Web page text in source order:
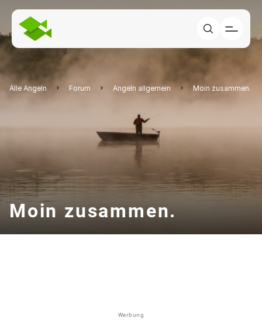
Alle Angeln Forum Angeln allgemein Moin zusammen.
Moin zusammen.
Werbung